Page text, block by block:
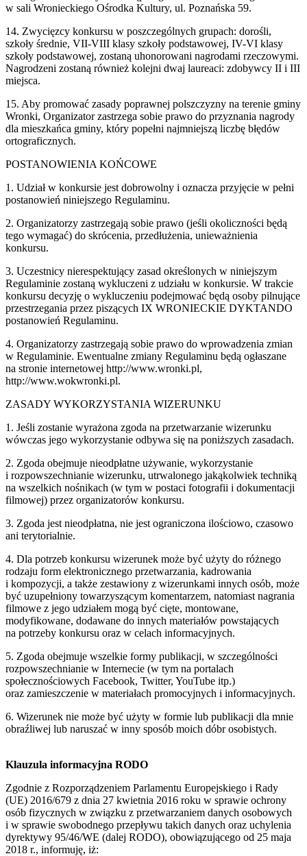
w sali Wronieckiego Ośrodka Kultury, ul. Poznańska 59.
14. Zwycięzcy konkursu w poszczególnych grupach: dorośli,
szkoły średnie, VII-VIII klasy szkoły podstawowej, IV-VI klasy
szkoły podstawowej, zostaną uhonorowani nagrodami rzeczowymi.
Nagrodzeni zostaną również kolejni dwaj laureaci: zdobywcy II i III
miejsca.
15. Aby promować zasady poprawnej polszczyzny na terenie gminy
Wronki, Organizator zastrzega sobie prawo do przyznania nagrody
dla mieszkańca gminy, który popełni najmniejszą liczbę błędów
ortograficznych.
POSTANOWIENIA KOŃCOWE
1. Udział w konkursie jest dobrowolny i oznacza przyjęcie w pełni
postanowień niniejszego Regulaminu.
2. Organizatorzy zastrzegają sobie prawo (jeśli okoliczności będą
tego wymagać) do skrócenia, przedłużenia, unieważnienia
konkursu.
3. Uczestnicy nierespektujący zasad określonych w niniejszym
Regulaminie zostaną wykluczeni z udziału w konkursie. W trakcie
konkursu decyzję o wykluczeniu podejmować będą osoby pilnujące
przestrzegania przez piszących IX WRONIECKIE DYKTANDO
postanowień Regulaminu.
4. Organizatorzy zastrzegają sobie prawo do wprowadzenia zmian
w Regulaminie. Ewentualne zmiany Regulaminu będą ogłaszane
na stronie internetowej http://www.wronki.pl, ​
http://www.wokwronki.pl​.
ZASADY WYKORZYSTANIA WIZERUNKU
1. Jeśli zostanie wyrażona zgoda na przetwarzanie wizerunku
wówczas jego wykorzystanie odbywa się na poniższych zasadach.
2. Zgoda obejmuje nieodpłatne używanie, wykorzystanie
i rozpowszechnianie wizerunku, utrwalonego jakąkolwiek techniką
na wszelkich nośnikach (w tym w postaci fotografii i dokumentacji
filmowej) przez organizatorów konkursu.
3. Zgoda jest nieodpłatna, nie jest ograniczona ilościowo, czasowo
ani terytorialnie.
4. Dla potrzeb konkursu wizerunek może być użyty do różnego
rodzaju form elektronicznego przetwarzania, kadrowania
i kompozycji, a także zestawiony z wizerunkami innych osób, może
być uzupełniony towarzyszącym komentarzem, natomiast nagrania
filmowe z jego udziałem mogą być cięte, montowane,
modyfikowane, dodawane do innych materiałów powstających
na potrzeby konkursu oraz w celach informacyjnych.
5. Zgoda obejmuje wszelkie formy publikacji, w szczególności
rozpowszechnianie w Internecie (w tym na portalach
społecznościowych Facebook, Twitter, YouTube itp.)
oraz zamieszczenie w materiałach promocyjnych i informacyjnych.
6. Wizerunek nie może być użyty w formie lub publikacji dla mnie
obraźliwej lub naruszać w inny sposób moich dóbr osobistych.
Klauzula informacyjna RODO
Zgodnie z Rozporządzeniem Parlamentu Europejskiego i Rady
(UE) 2016/679 z dnia 27 kwietnia 2016 roku w sprawie ochrony
osób fizycznych w związku z przetwarzaniem danych osobowych
i w sprawie swobodnego przepływu takich danych oraz uchylenia
dyrektywy 95/46/WE (dalej RODO), obowiązującego od 25 maja
2018 r., informuję, iż: